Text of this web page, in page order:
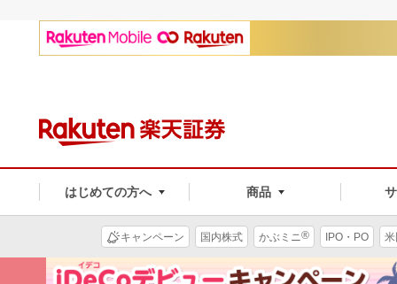
はじめての方へ 商品
キャンペーン 国内株式 かぶミニ® IPO・PO